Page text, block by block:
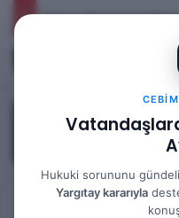
Hukuki sorununu
Yargıtay kararıyla
İhtiyaç Nedeniyle
Tüm Yazılar